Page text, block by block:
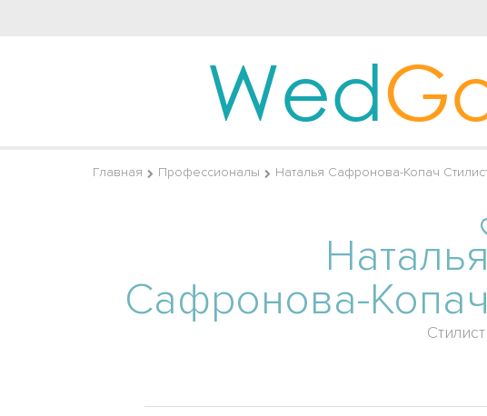
Wed
Главная Профессионалы Наталья Сафронова-Копач
Сафронова-Копач
Стилист